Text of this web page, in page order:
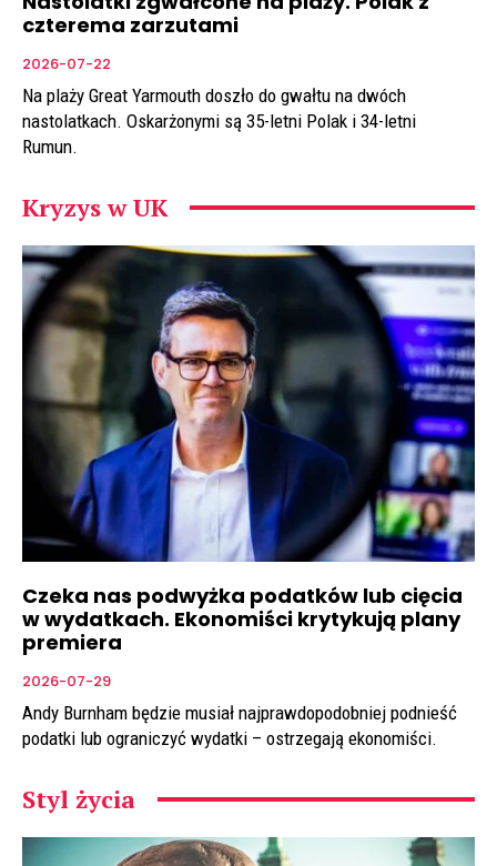
czterema zarzutami
2026-07-22
Na plaży Great Yarmouth doszło do gwałtu na dwóch
nastolatkach. Oskarżonymi są 35-letni Polak i 34-letni
Rumun.
Kryzys w UK
Czeka nas podwyżka podatków lub cięcia
w wydatkach. Ekonomiści krytykują plany
premiera
2026-07-29
Andy Burnham będzie musiał najprawdopodobniej podnieść
podatki lub ograniczyć wydatki – ostrzegają ekonomiści.
Styl życia